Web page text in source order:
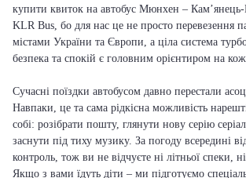
купити квиток на автобус Мюнхен – Кам’янець-
KLR Bus, бо для нас це не просто перевезення
містами України та Європи, а ціла система
безпека та спокій є головним орієнтиром на
Сучасні поїздки автобусом давно перестали
Навпаки, це та сама рідкісна можливість
собі: розібрати пошту, глянути нову серію
заснути під тиху музику. За погоду всередині
контроль, тож ви не відчуєте ні літньої спеки,
Якщо з вами їдуть діти – ми підготуємо